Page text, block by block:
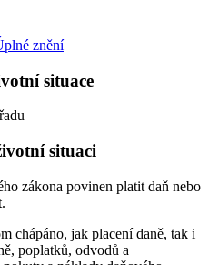
znění
situace
situaci
zákona povinen platit daň nebo
chápáno, jak placení daně, tak i
poplatků, odvodů a